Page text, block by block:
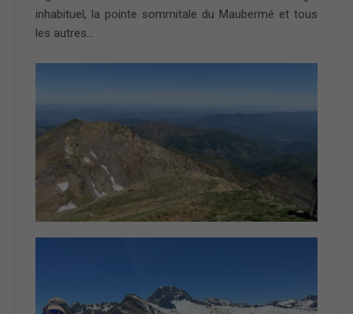
inhabituel, la pointe sommitale du Maubermé et tous
les autres…